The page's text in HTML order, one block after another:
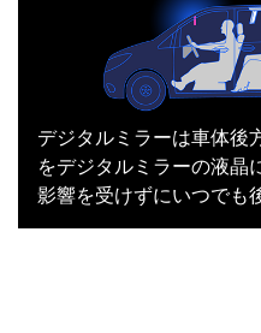
デジタルミラーは車体後
をデジタルミラーの液晶
影響を受けずにいつでも